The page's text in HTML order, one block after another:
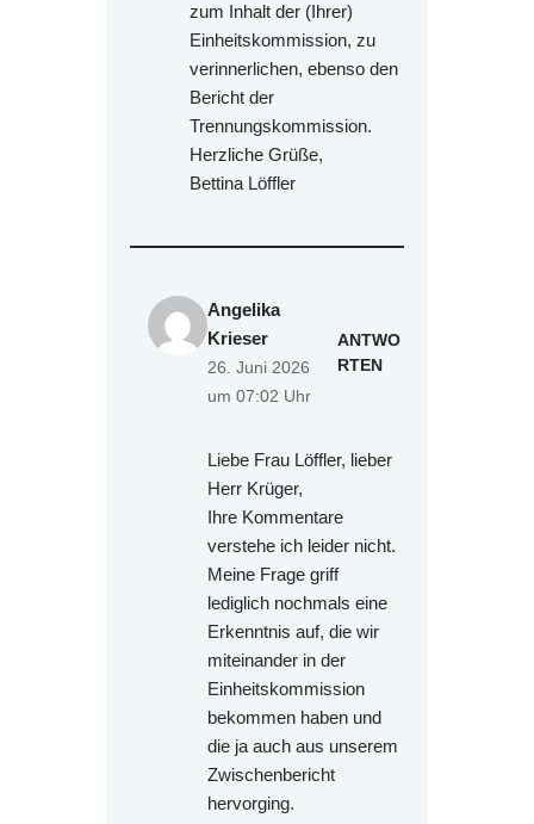
zum Inhalt der (Ihrer)
Einheitskommission, zu
verinnerlichen, ebenso den
Bericht der
Trennungskommission.
Herzliche Grüße,
Bettina Löffler
Angelika
Krieser
26. Juni 2026
um 07:02 Uhr
ANTWO
RTEN
Liebe Frau Löffler, lieber
Herr Krüger,
Ihre Kommentare
verstehe ich leider nicht.
Meine Frage griff
lediglich nochmals eine
Erkenntnis auf, die wir
miteinander in der
Einheitskommission
bekommen haben und
die ja auch aus unserem
Zwischenbericht
hervorging.